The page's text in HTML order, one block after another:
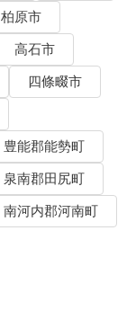
柏原市
高石市
四條畷市
豊能郡能勢町
泉南郡田尻町
南河内郡河南町